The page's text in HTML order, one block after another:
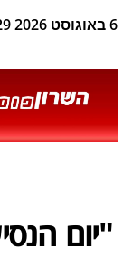
6 באוגוסט 2026 9:29
"יום